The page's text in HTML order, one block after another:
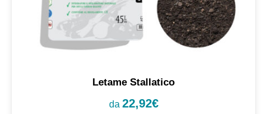
Letame Stallatico
da 22,92€